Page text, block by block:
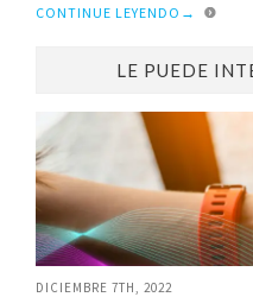
CONTINUE LEYENDO →
LE PUEDE
DICIEMBRE 7TH, 2022